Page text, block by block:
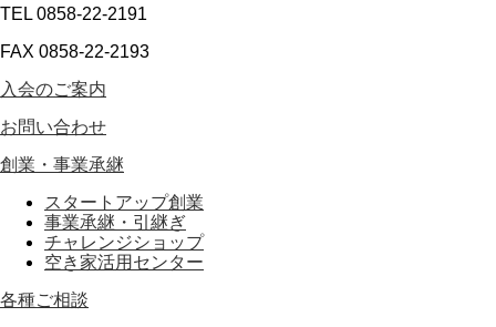
TEL 0858-22-2191
FAX 0858-22-2193
入会のご案内
お問い合わせ
創業・事業承継
スタートアップ創業
事業承継・引継ぎ
チャレンジショップ
空き家活用センター
各種ご相談